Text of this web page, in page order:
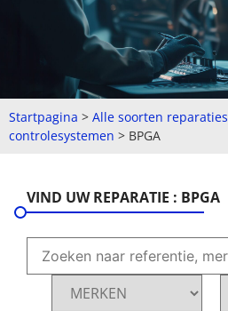
Startpagina > Alle soorten reparaties
controlesystemen > BPGA
VIND UW REPARATIE : BPGA